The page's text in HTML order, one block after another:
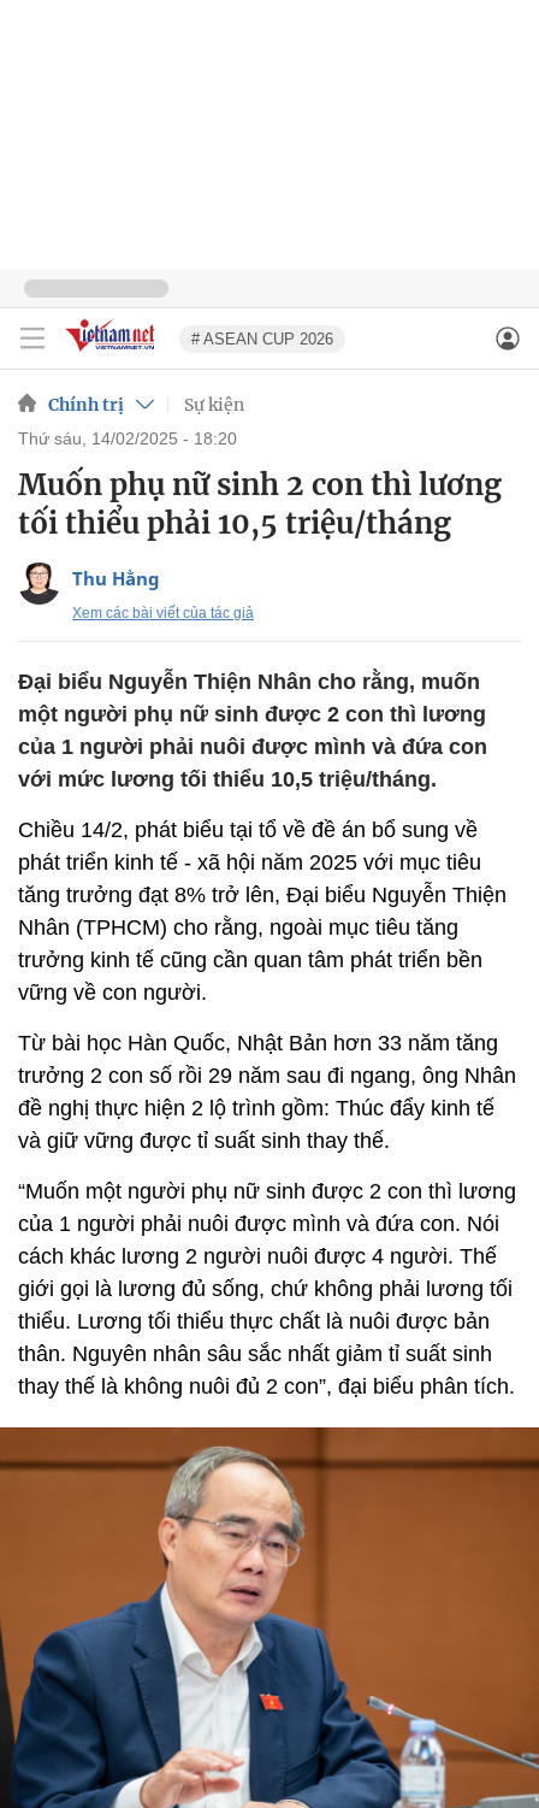
# ASEAN CUP 2026
Chính trị Sự kiện
thứ sáu, 14/02/2025 - 18:20
Muốn phụ nữ sinh 2 con thì lương
tối thiểu phải 10,5 triệu/tháng
Thu Hằng
Xem các bài viết của tác giả
Đại biểu Nguyễn Thiện Nhân cho rằng, muốn
một người phụ nữ sinh được 2 con thì lương
của 1 người phải nuôi được mình và đứa con
với mức lương tối thiểu 10,5 triệu/tháng.
Chiều 14/2, phát biểu tại tổ về đề án bổ sung về
phát triển kinh tế - xã hội năm 2025 với mục tiêu
tăng trưởng đạt 8% trở lên, Đại biểu Nguyễn Thiện
Nhân (TPHCM) cho rằng, ngoài mục tiêu tăng
trưởng kinh tế cũng cần quan tâm phát triển bền
vững về con người.
Từ bài học Hàn Quốc, Nhật Bản hơn 33 năm tăng
trưởng 2 con số rồi 29 năm sau đi ngang, ông Nhân
đề nghị thực hiện 2 lộ trình gồm: Thúc đẩy kinh tế
và giữ vững được tỉ suất sinh thay thế.
“Muốn một người phụ nữ sinh được 2 con thì lương
của 1 người phải nuôi được mình và đứa con. Nói
cách khác lương 2 người nuôi được 4 người. Thế
giới gọi là lương đủ sống, chứ không phải lương tối
thiểu. Lương tối thiểu thực chất là nuôi được bản
thân. Nguyên nhân sâu sắc nhất giảm tỉ suất sinh
thay thế là không nuôi đủ 2 con”, đại biểu phân tích.